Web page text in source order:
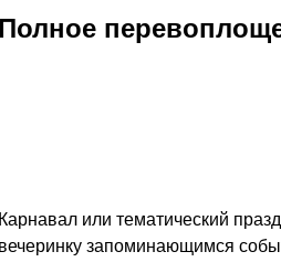
Полное
Карнавал или тематический
вечеринку запоминающимся